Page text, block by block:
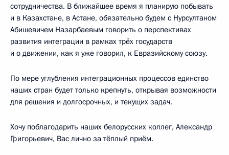
сотрудничества. В ближайшее время я планирую побывать
и в Казахстане, в Астане, обязательно будем с Нурсултаном
Абишевичем Назарбаевым говорить о перспективах
развития интеграции в рамках трёх государств
и о движении, как я уже говорил, к Евразийскому союзу.
По мере углубления интеграционных процессов единство
наших стран будет только крепнуть, открывая возможности
для решения и долгосрочных, и текущих задач.
Хочу поблагодарить наших белорусских коллег, Александр
Григорьевич, Вас лично за тёплый приём.